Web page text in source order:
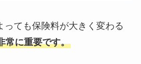
っても保険料が大きく変わる
常に重要です。